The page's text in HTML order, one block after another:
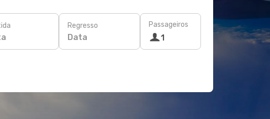
Regresso
Data
Passageiros
1